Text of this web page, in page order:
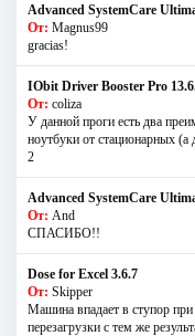
Advanced SystemCare
От: Magnus99
gracias!
IObit Driver Booster Pro
От: coliza
У данной проги есть два
ноутбуки от стационарных
2
Advanced SystemCare
От: And
СПАСИБО!!
Dose for Excel 3.6.7
От: Skipper
Машина впадает в ступор
перезагрузки с тем же